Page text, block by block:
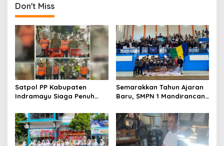
a
v
i
g
a
t
i
n
Don't Miss
Satpol PP Kabupaten
Indramayu Siaga Penuh
Pastikan Masyarakat
Nyaman Beraktivitas
Semarakkan Tahun Ajaran
Baru, SMPN 1 Mandirancan
Futsal dan Pencak Silat